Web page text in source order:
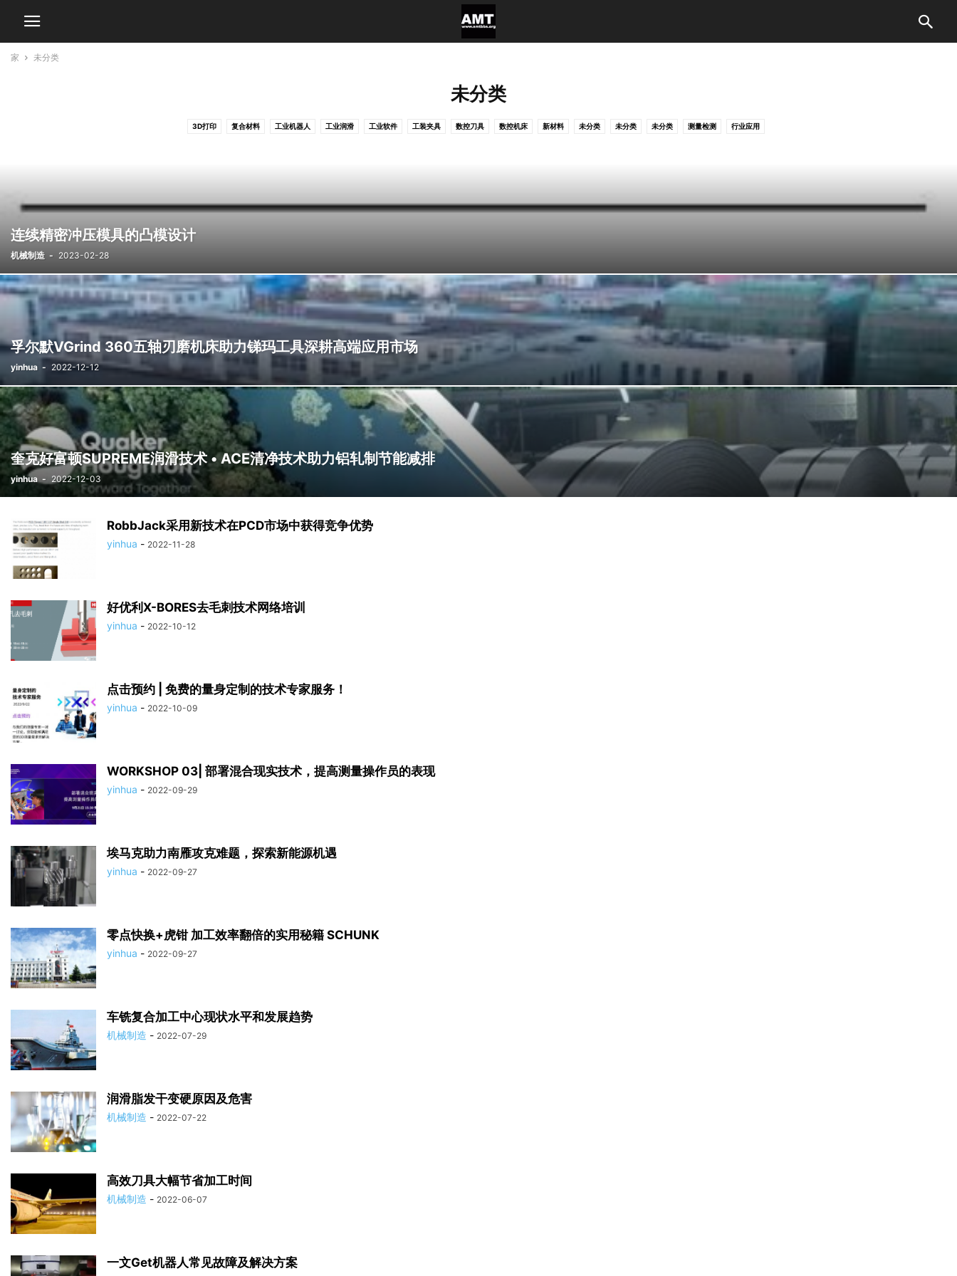
家 未分类
未分类
3D打印 复合材料 工业机器人 工业润滑 工业软件 工装夹具 数控刀具 数控机床 新材料 未分类 未分类 未分类 测量检测 行业应用
连续精密冲压模具的凸模设计
机械制造 - 2023-02-28
孚尔默VGrind 360五轴刃磨机床助力锑玛工具深耕高端应用市场
yinhua - 2022-12-12
奎克好富顿SUPREME润滑技术 • ACE清净技术助力铝轧制节能减排
yinhua - 2022-12-03
RobbJack采用新技术在PCD市场中获得竞争优势
yinhua - 2022-11-28
好优利X-BORES去毛刺技术网络培训
yinhua - 2022-10-12
点击预约 | 免费的量身定制的技术专家服务！
yinhua - 2022-10-09
WORKSHOP 03| 部署混合现实技术，提高测量操作员的表现
yinhua - 2022-09-29
埃马克助力南雁攻克难题，探索新能源机遇
yinhua - 2022-09-27
零点快换+虎钳 加工效率翻倍的实用秘籍 SCHUNK
yinhua - 2022-09-27
车铣复合加工中心现状水平和发展趋势
机械制造 - 2022-07-29
润滑脂发干变硬原因及危害
机械制造 - 2022-07-22
高效刀具大幅节省加工时间
机械制造 - 2022-06-07
一文Get机器人常见故障及解决方案